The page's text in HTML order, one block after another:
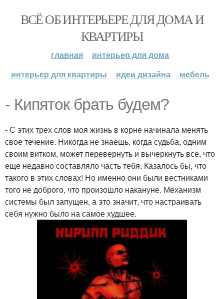
ВСЁ ОБ ИНТЕРЬЕРЕ ДЛЯ ДОМА И
КВАРТИРЫ
главная
интерьер для дома
интерьер для квартиры
идеи дизайна мебель
- Кипяток брать будем?
- С этих трех слов моя жизнь в корне начинала менять
свое течение. Никогда не знаешь, когда судьба, одним
своим витком, может перевернуть и вычеркнуть все, что
еще недавно составляло часть тебя. Казалось бы, что
такого в этих словах! Но именно они были вестниками
того не доброго, что произошло накануне. Механизм
системы был запущен, а это значит, что настраивать
себя нужно было на самое худшее.